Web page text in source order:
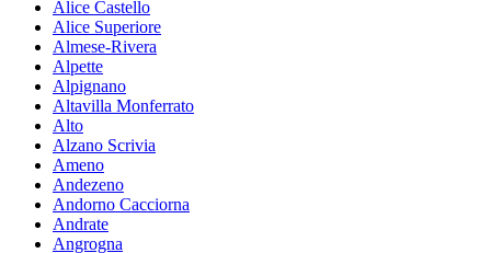
Alice Castello
Alice Superiore
Almese-Rivera
Alpette
Alpignano
Altavilla Monferrato
Alto
Alzano Scrivia
Ameno
Andezeno
Andorno Cacciorna
Andrate
Angrogna